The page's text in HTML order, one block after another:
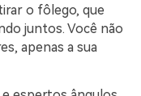
o fôlego, que
juntos. Você não
apenas a sua